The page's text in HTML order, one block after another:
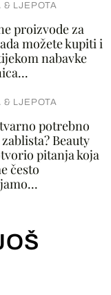
& LJEPOTA
proizvode za
možete kupiti i
nabavke
& LJEPOTA
potrebno
Beauty
pitanja koja
često